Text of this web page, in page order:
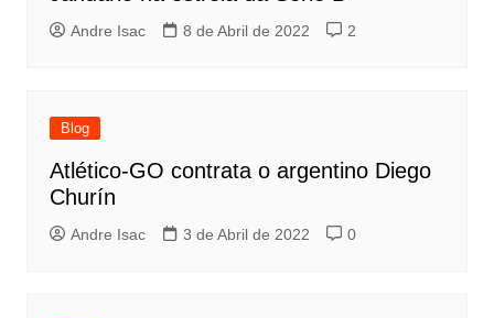
Andre Isac 8 de Abril de 2022 2
Blog
Atlético-GO contrata o argentino Diego
Churín
Andre Isac 3 de Abril de 2022 0